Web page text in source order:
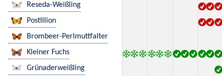
Reseda-Weißling
Postillion
Brombeer-Perlmuttfalter
Kleiner Fuchs
Grünaderweißling